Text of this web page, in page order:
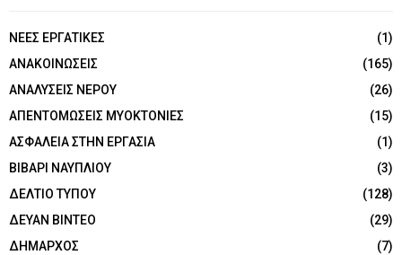
NEEΣ ΕΡΓΑΤΙΚΕΣ
(1)
ΑΝΑΚΟΙΝΩΣΕΙΣ
(165)
ΑΝΑΛΥΣΕΙΣ ΝΕΡΟΥ
(26)
ΑΠΕΝΤΟΜΩΣΕΙΣ ΜΥΟΚΤΟΝΙΕΣ
(15)
ΑΣΦΑΛΕΙΑ ΣΤΗΝ ΕΡΓΑΣΙΑ
(1)
ΒΙΒΑΡΙ ΝΑΥΠΛΙΟΥ
(3)
ΔΕΛΤΙΟ ΤΥΠΟΥ
(128)
ΔΕΥΑΝ ΒΙΝΤΕΟ
(29)
ΔΗΜΑΡΧΟΣ
(7)